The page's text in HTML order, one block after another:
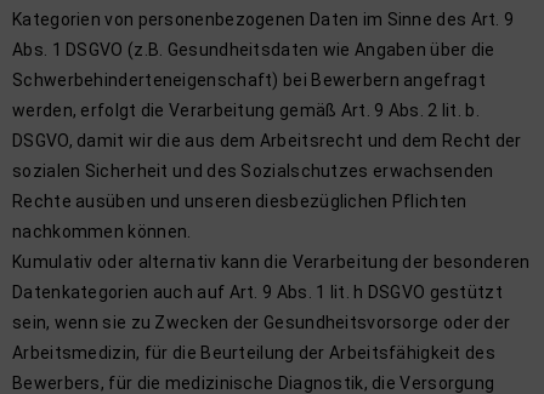
Kategorien von personenbezogenen Daten im Sinne des Art. 9
Abs. 1 DSGVO (z.B. Gesundheitsdaten wie Angaben über die
Schwerbehinderteneigenschaft) bei Bewerbern angefragt
werden, erfolgt die Verarbeitung gemäß Art. 9 Abs. 2 lit. b.
DSGVO, damit wir die aus dem Arbeitsrecht und dem Recht der
sozialen Sicherheit und des Sozialschutzes erwachsenden
Rechte ausüben und unseren diesbezüglichen Pflichten
nachkommen können.
Kumulativ oder alternativ kann die Verarbeitung der besonderen
Datenkategorien auch auf Art. 9 Abs. 1 lit. h DSGVO gestützt
sein, wenn sie zu Zwecken der Gesundheitsvorsorge oder der
Arbeitsmedizin, für die Beurteilung der Arbeitsfähigkeit des
Bewerbers, für die medizinische Diagnostik, die Versorgung